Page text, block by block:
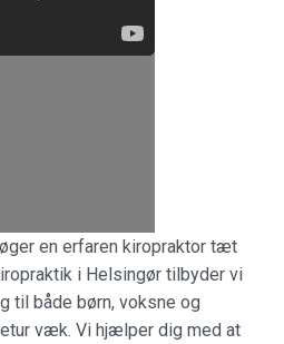
en erfaren kiropraktor tæt
i Helsingør tilbyder vi
til både børn, voksne og
væk. Vi hjælper dig med at